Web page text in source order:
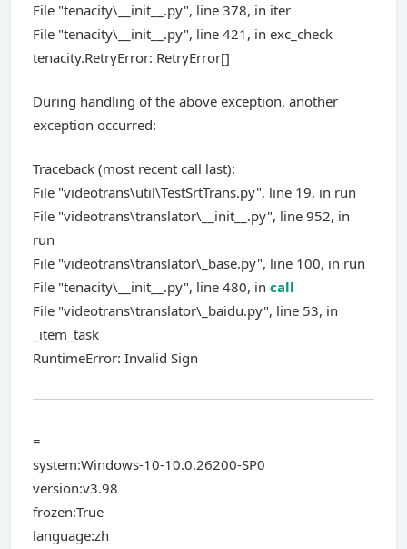
File "tenacity\__init__.py", line 378, in iter
File "tenacity\__init__.py", line 421, in exc_check
tenacity.RetryError: RetryError[]
During handling of the above exception, another
exception occurred:
Traceback (most recent call last):
File "videotrans\util\TestSrtTrans.py", line 19, in run
File "videotrans\translator\__init__.py", line 952, in
run
File "videotrans\translator\_base.py", line 100, in run
File "tenacity\__init__.py", line 480, in call
File "videotrans\translator\_baidu.py", line 53, in
_item_task
RuntimeError: Invalid Sign
=
system:Windows-10-10.0.26200-SP0
version:v3.98
frozen:True
language:zh